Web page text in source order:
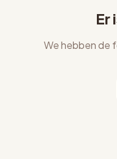
Er
We hebben de